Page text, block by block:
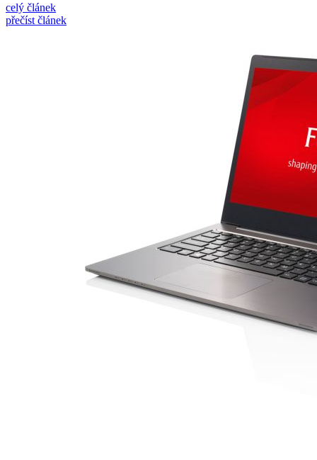
celý článek
přečíst článek